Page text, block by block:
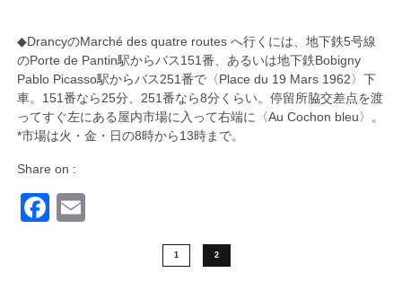
◆DrancyのMarché des quatre routes へ行くには、地下鉄5号線
のPorte de Pantin駅からバス151番、あるいは地下鉄Bobigny
Pablo Picasso駅からバス251番で〈Place du 19 Mars 1962〉下
車。151番なら25分、251番なら8分くらい。停留所脇交差点を渡
ってすぐ左にある屋内市場に入って右端に〈Au Cochon bleu〉。
*市場は火・金・日の8時から13時まで。
Share on :
Facebook
1 2